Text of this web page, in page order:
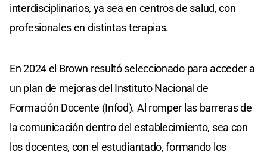
interdisciplinarios, ya sea en centros de salud, con
profesionales en distintas terapias.
En 2024 el Brown resultó seleccionado para acceder a
un plan de mejoras del Instituto Nacional de
Formación Docente (Infod). Al romper las barreras de
la comunicación dentro del establecimiento, sea con
los docentes, con el estudiantado, formando los